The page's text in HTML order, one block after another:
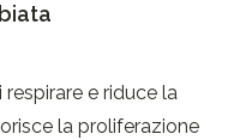
e riduce la
la proliferazione